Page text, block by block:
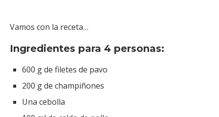
Vamos con la receta…
Ingredientes para 4 personas:
600 g de filetes de pavo
200 g de champiñones
Una cebolla